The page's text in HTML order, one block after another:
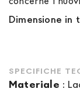
Dimensione
SPECIFICHE
Materiale :